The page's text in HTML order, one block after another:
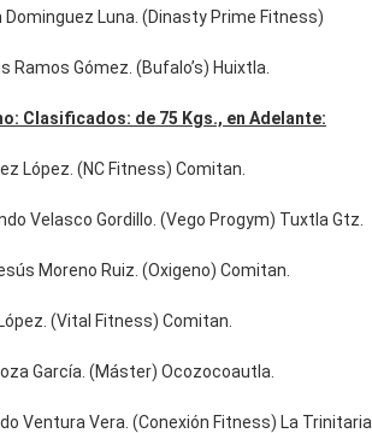
Dominguez Luna. (Dinasty Prime Fitness)
Ramos Gómez. (Bufalo’s) Huixtla.
Clasificados: de 75 Kgs., en Adelante:
López. (NC Fitness) Comitan.
Velasco Gordillo. (Vego Progym) Tuxtla Gtz.
Moreno Ruiz. (Oxigeno) Comitan.
(Vital Fitness) Comitan.
García. (Máster) Ocozocoautla.
Ventura Vera. (Conexión Fitness) La Trinitaria.